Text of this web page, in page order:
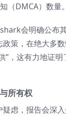
（DMCA）数量。
会明确公布
策，在绝大多
”，这有力地证
所有权
虑，报告会深